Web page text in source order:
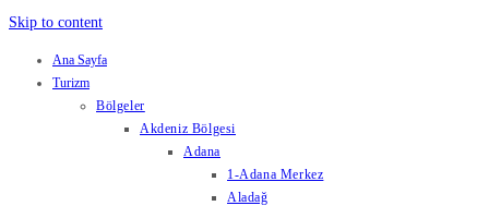
Skip to content
Ana Sayfa
Turizm
Bölgeler
Akdeniz Bölgesi
Adana
1-Adana Merkez
Aladağ